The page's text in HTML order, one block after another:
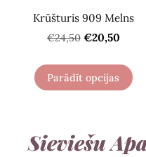
Sieviešu
Krūšturis 909 Melns
€24,50 €20,50
Parādīt opcijas